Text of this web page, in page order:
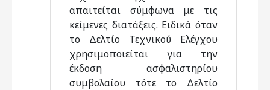
απαιτείται σύμφωνα με τις
κείμενες διατάξεις. Ειδικά όταν
το Δελτίο Τεχνικού Ελέγχου
χρησιμοποιείται για την
έκδοση ασφαλιστηρίου
συμβολαίου τότε το Δελτίο